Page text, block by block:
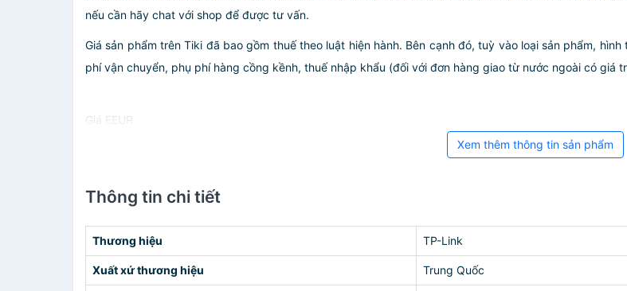
nếu cần hãy chat với shop để được tư vấn.
Giá sản phẩm trên Tiki đã bao gồm thuế theo luật hiện hành. Bên cạnh đó, tuỳ vào loại sản phẩm,
phí vận chuyển, phụ phí hàng cồng kềnh, thuế nhập khẩu (đối với đơn hàng giao từ nước ngoài có giá
Giá EEUR
Xem thêm thông tin sản phẩm
Thông tin chi tiết
Thương hiệu TP-Link
Xuất xứ thương hiệu Trung Quốc